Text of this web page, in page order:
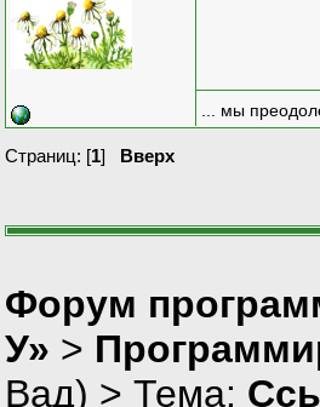
... мы
Страниц: [1] Вверх
Форум
У» >
Вад) > Тема: